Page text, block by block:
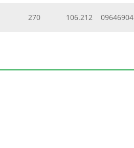
270 106.212 09646904